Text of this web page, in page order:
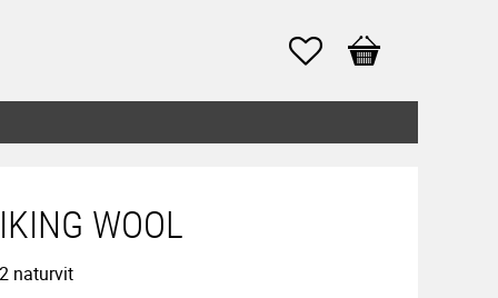
Favoriter
Kundvagn
WOOL
naturvit